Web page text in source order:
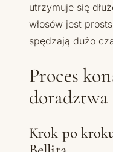
utrzymuje się
włosów jest
spędzają dużo
Proces
Krok po